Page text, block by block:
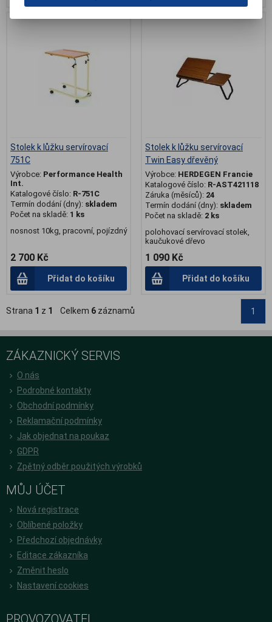
Stolek k lůžku servírovací
751C
Výrobce: Performance Health
Int.
Katalogové číslo: R-751C
Termín dodání (dny): skladem
Počet na skladě: 1 ks
nosnost 10kg, pracovní, pojízdný
2 700 Kč
Přidat do košíku
Stolek k lůžku servírovací
Twin Easy dřevěný
Výrobce: HERDEGEN Francie
Katalogové číslo: R-AST421118
Záruka (měsíců): 24
Termín dodání (dny): skladem
Počet na skladě: 2 ks
polohovací servírovací stolek,
kaučukové dřevo
1 090 Kč
Přidat do košíku
Strana 1 z 1 Celkem 6 záznamů 1
ZÁKAZNICKÝ SERVIS
O nás
Podrobné kontakty
Obchodní podmínky
Reklamační podmínky
Jak objednat na poukaz
GDPR
Zpětný odběr použitých výrobků
MŮJ ÚČET
Nová registrace
Oblíbené položky
Předchozí objednávky
Editace zákazníka
Změnit heslo
Nastavení cookies